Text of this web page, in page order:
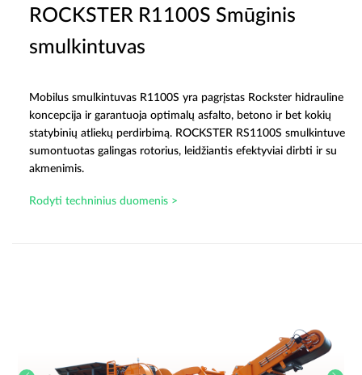
ROCKSTER R1100S Smūginis
smulkintuvas
Mobilus smulkintuvas R1100S yra pagrįstas Rockster hidrauline
koncepcija ir garantuoja optimalų asfalto, betono ir bet kokių
statybinių atliekų perdirbimą. ROCKSTER RS1100S smulkintuve
sumontuotas galingas rotorius, leidžiantis efektyviai dirbti ir su
akmenimis.
Rodyti techninius duomenis >